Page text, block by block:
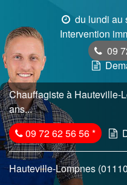
du lundi au
Intervention
09
Chauffagiste à Hauteville-
ans...
09 72 62 56 56*
Hauteville-Lompnes